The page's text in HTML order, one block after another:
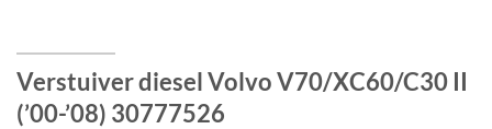
Verstuiver diesel Volvo V70/XC60/C30 II
(’00-’08) 30777526